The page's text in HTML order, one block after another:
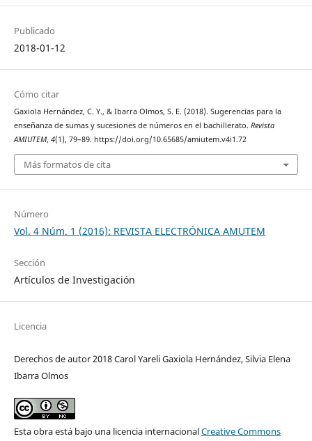
Publicado
2018-01-12
Cómo citar
Gaxiola Hernández, C. Y., & Ibarra Olmos, S. E. (2018). Sugerencias para la
enseñanza de sumas y sucesiones de números en el bachillerato. Revista
AMIUTEM, 4(1), 79–89. https://doi.org/10.65685/amiutem.v4i1.72
Más formatos de cita
Número
Vol. 4 Núm. 1 (2016): REVISTA ELECTRÓNICA AMUTEM
Sección
Artículos de Investigación
Licencia
Derechos de autor 2018 Carol Yareli Gaxiola Hernández, Silvia Elena
Ibarra Olmos
Esta obra está bajo una licencia internacionalCreative Commons